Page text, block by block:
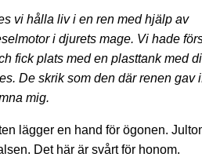
vi hålla liv i en ren med hjälp av
i djurets mage. Vi hade
fick plats med en plasttank med
De skrik som den där renen gav
mig.
lägger en hand för ögonen.
Det här är svårt för honom.